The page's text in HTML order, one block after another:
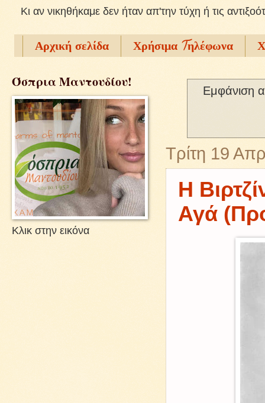
Kι αν νικηθήκαμε δεν ήταν απ'την τύχη ή τις
Αρχική σελίδα Χρήσιμα Tηλέφωνα
Εμφάνιση
Τρίτη 19
Η
Αγά
Όσπρια Μαντουδίου!
Κλικ στην εικόνα